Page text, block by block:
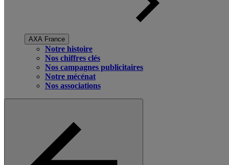
AXA France
Notre histoire
Nos chiffres clés
Nos campagnes publicitaires
Notre mécénat
Nos associations